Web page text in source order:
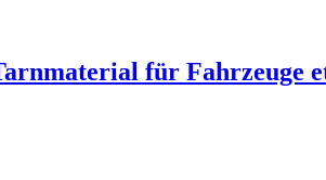
für Fahrzeuge